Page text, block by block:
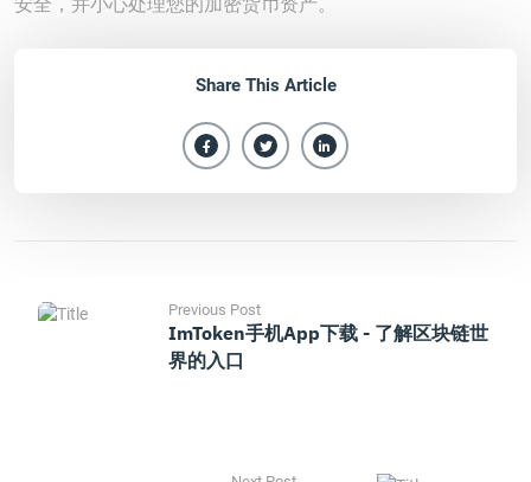
Share This Article
Previous Post
ImToken手机App下载 - 了解区块链世
界的入口